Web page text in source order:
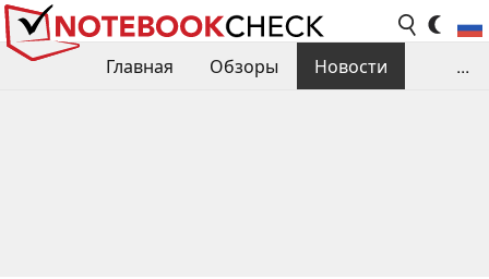
Главная Обзоры
Новости
...